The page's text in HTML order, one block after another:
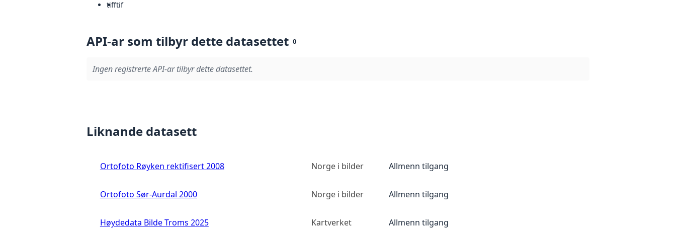
tifftif
API-ar som tilbyr dette datasettet 0
Ingen registrerte API-ar tilbyr dette datasettet.
Liknande datasett
Ortofoto Røyken rektifisert 2008 Norge i bilder Allmenn tilgang
Ortofoto Sør-Aurdal 2000 Norge i bilder Allmenn tilgang
Høydedata Bilde Troms 2025 Kartverket Allmenn tilgang